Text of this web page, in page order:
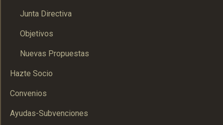
Junta Directiva
Objetivos
Nuevas Propuestas
Hazte Socio
Convenios
Ayudas-Subvenciones